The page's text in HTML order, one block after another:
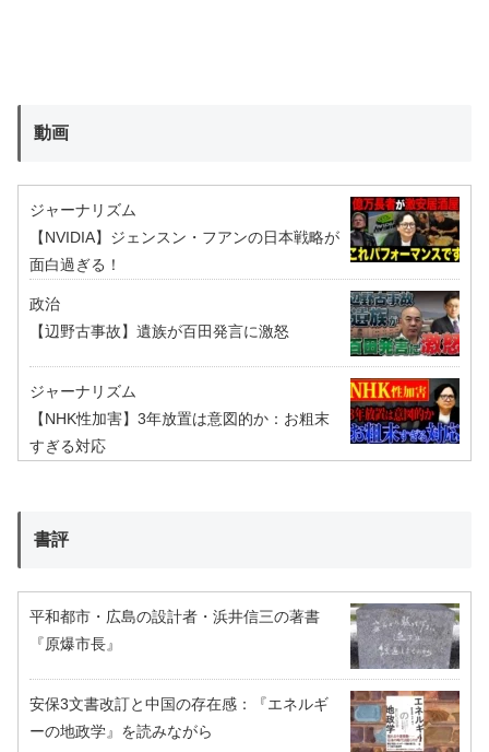
動画
ジャーナリズム
【NVIDIA】ジェンスン・フアンの日本戦略が
面白過ぎる！
政治
【辺野古事故】遺族が百田発言に激怒
ジャーナリズム
【NHK性加害】3年放置は意図的か：お粗末
すぎる対応
書評
平和都市・広島の設計者・浜井信三の著書
『原爆市長』
安保3文書改訂と中国の存在感：『エネルギ
ーの地政学』を読みながら